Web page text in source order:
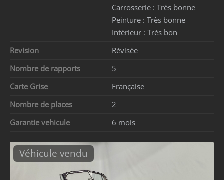
Carrosserie : Très bonne
Peinture : Très bonne
Intérieur : Très bon
Revision
Révisée
Nombre de rapports
5
Carte Grise
Française
Nombre de places
2
Garantie vehicule
6 mois
Véhicule vendu